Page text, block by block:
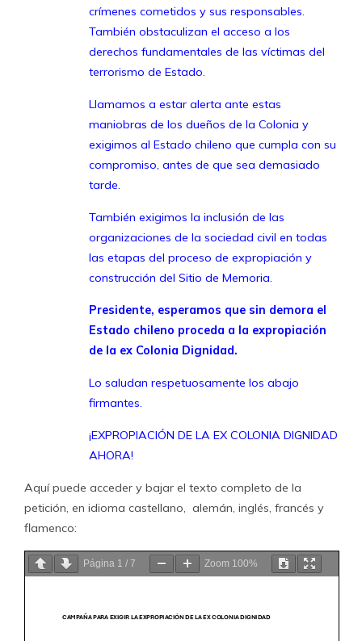
crímenes cometidos y sus responsables.
También obstaculizan el acceso a los
derechos fundamentales de las víctimas del
terrorismo de Estado.
Llamamos a estar alerta ante estas
maniobras de los dueños de la Colonia y
exigimos al Estado chileno que cumpla con su
compromiso, antes de que sea demasiado
tarde.
También exigimos la inclusión de las
organizaciones de la sociedad civil en todas
las etapas del proceso de expropiación y
construcción del Sitio de Memoria.
Presidente, esperamos que sin demora el
Estado chileno proceda a la expropiación
de la ex Colonia Dignidad.
Lo saludan respetuosamente los abajo
firmantes.
¡EXPROPIACIÓN DE LA EX COLONIA DIGNIDAD
AHORA!
Aquí puede acceder y bajar el texto completo de la
petición, en idioma castellano, alemán, inglés, francés y
flamenco:
Página 1 / 7 Zoom 100%